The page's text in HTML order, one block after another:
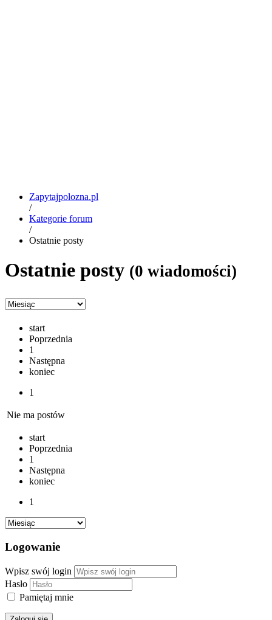
Zapytajpolozna.pl
/
Kategorie forum
/
Ostatnie posty
Ostatnie posty (0 wiadomości)
start
Poprzednia
1
Następna
koniec
1
Nie ma postów
start
Poprzednia
1
Następna
koniec
1
Logowanie
Wpisz swój login
Hasło
Pamiętaj mnie